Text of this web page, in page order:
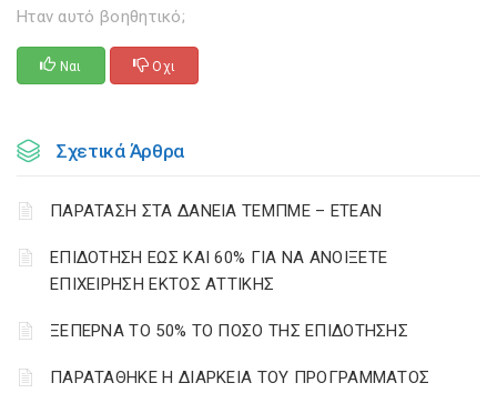
Ηταν αυτό βοηθητικό;
Ναι Οχι
Σχετικά Άρθρα
ΠΑΡΑΤΑΣΗ ΣΤΑ ΔΑΝΕΙΑ ΤΕΜΠΜΕ – ΕΤΕΑΝ
ΕΠΙΔΟΤΗΣΗ ΕΩΣ ΚΑΙ 60% ΓΙΑ ΝΑ ΑΝΟΙΞΕΤΕ
ΕΠΙΧΕΙΡΗΣΗ ΕΚΤΟΣ ΑΤΤΙΚΗΣ
ΞΕΠΕΡΝΑ ΤΟ 50% ΤΟ ΠΟΣΟ ΤΗΣ ΕΠΙΔΟΤΗΣΗΣ
ΠΑΡΑΤΑΘΗΚΕ Η ΔΙΑΡΚΕΙΑ ΤΟΥ ΠΡΟΓΡΑΜΜΑΤΟΣ